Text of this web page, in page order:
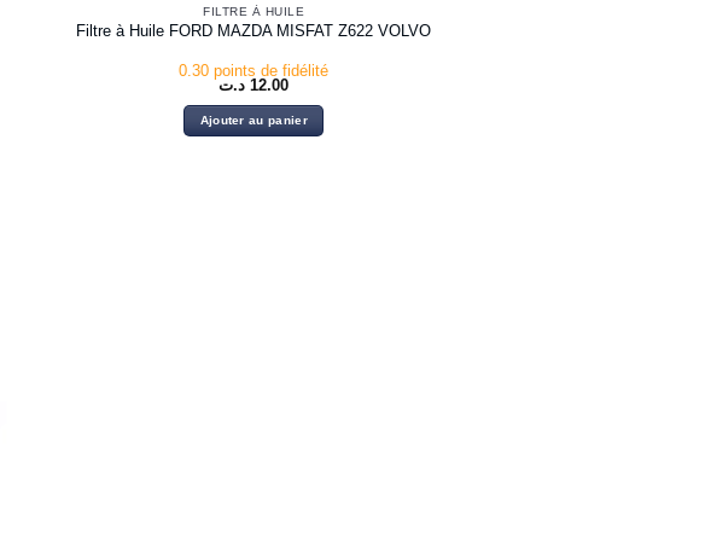
FILTRE À HUILE
Filtre à Huile FORD MAZDA MISFAT Z622 VOLVO
0.30 points de fidélité
12.00 د.ت
Ajouter au panier